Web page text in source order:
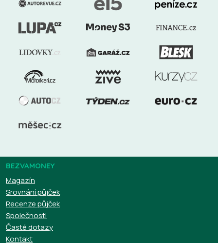
BEZVAMONEY
Magazín
Srovnání půjček
Recenze půjček
Společnosti
Časté dotazy
Kontakt